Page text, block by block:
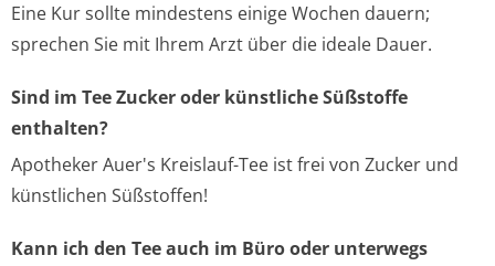
Eine Kur sollte mindestens einige Wochen dauern;
sprechen Sie mit Ihrem Arzt über die ideale Dauer.
Sind im Tee Zucker oder künstliche Süßstoffe
enthalten?
Apotheker Auer's Kreislauf-Tee ist frei von Zucker und
künstlichen Süßstoffen!
Kann ich den Tee auch im Büro oder unterwegs